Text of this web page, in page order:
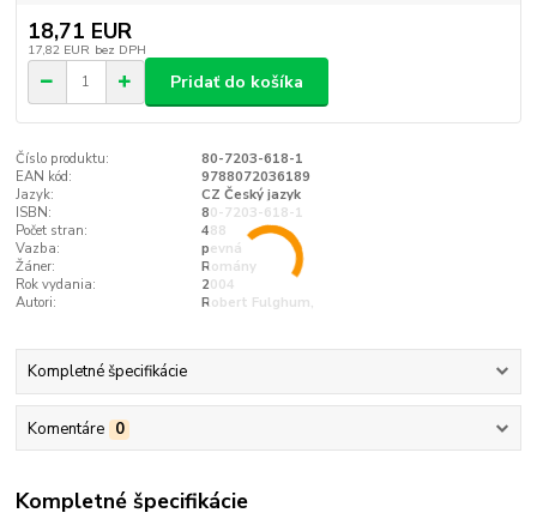
18,71 EUR
17,82 EUR bez DPH
Pridať do košíka
Číslo produktu:
80-7203-618-1
EAN kód:
9788072036189
Jazyk:
CZ Český jazyk
ISBN:
80-7203-618-1
Počet stran:
488
Vazba:
pevná
Žáner:
Romány
Rok vydania:
2004
Autori:
Robert Fulghum,
Kompletné špecifikácie
Komentáre 0
Kompletné špecifikácie